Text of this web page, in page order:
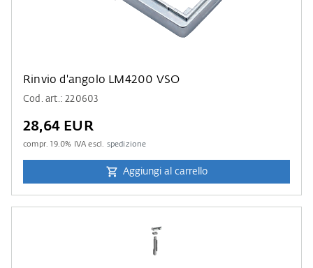
Rinvio d'angolo LM4200 VSO
Cod. art.: 220603
28,64 EUR
compr.19.0% IVA escl. spedizione
Aggiungi al carrello